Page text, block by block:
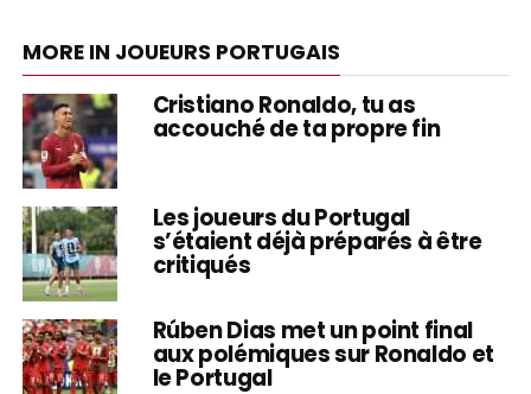
MORE IN JOUEURS PORTUGAIS
Cristiano Ronaldo, tu as
accouché de ta propre fin
Les joueurs du Portugal
s’étaient déjà préparés à être
critiqués
Rúben Dias met un point final
aux polémiques sur Ronaldo et
le Portugal